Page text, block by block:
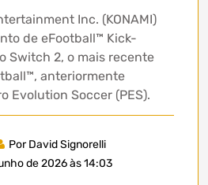
Inc. (KONAMI)
de eFootball™ Kick-
Switch 2, o mais recente
anteriormente
Evolution Soccer (PES).
Por David Signorelli
de 2026 às 14:03